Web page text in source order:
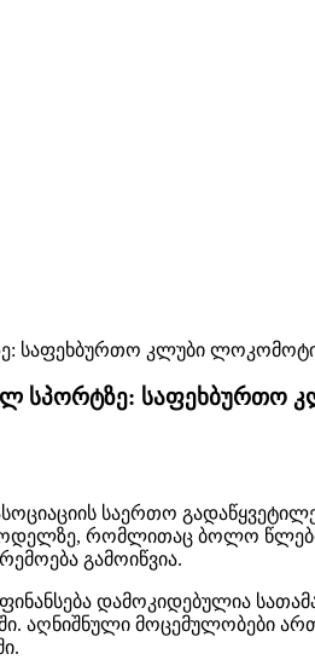
სპორტზე:
საერთო
რომლითაც ბოლო
გამოიწვია.
დამოკიდებულია
აღნიშნული მოცემულობები